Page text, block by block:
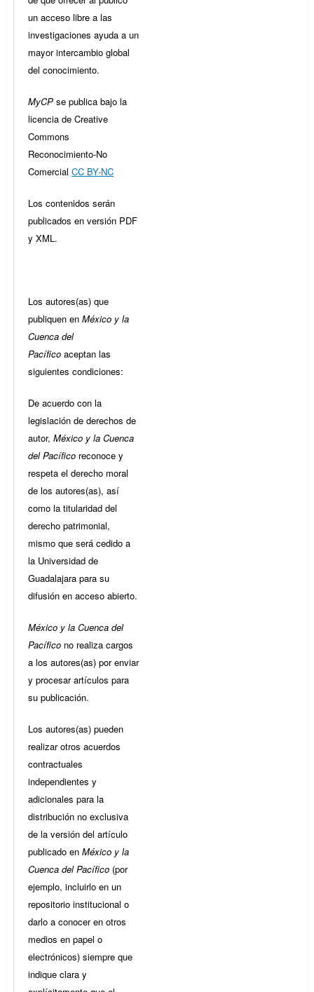
un acceso libre a las
investigaciones ayuda a un
mayor intercambio global
del conocimiento.
MyCP se publica bajo la
licencia de Creative
Commons
Reconocimiento-No
Comercial CC BY-NC
Los contenidos serán
publicados en versión PDF
y XML.
Los autores(as) que
publiquen en México y la
Cuenca del
Pacífico aceptan las
siguientes condiciones:
De acuerdo con la
legislación de derechos de
autor, México y la Cuenca
del Pacífico reconoce y
respeta el derecho moral
de los autores(as), así
como la titularidad del
derecho patrimonial,
mismo que será cedido a
la Universidad de
Guadalajara para su
difusión en acceso abierto.
México y la Cuenca del
Pacífico no realiza cargos
a los autores(as) por enviar
y procesar artículos para
su publicación.
Los autores(as) pueden
realizar otros acuerdos
contractuales
independientes y
adicionales para la
distribución no exclusiva
de la versión del artículo
publicado en México y la
Cuenca del Pacífico (por
ejemplo, incluirlo en un
repositorio institucional o
darlo a conocer en otros
medios en papel o
electrónicos) siempre que
indique clara y